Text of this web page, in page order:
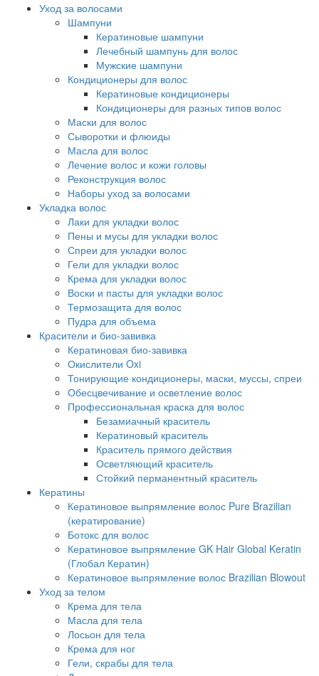
Уход за волосами
Шампуни
Кератиновые шампуни
Лечебный шампунь для волос
Мужские шампуни
Кондиционеры для волос
Кератиновые кондиционеры
Кондиционеры для разных типов волос
Маски для волос
Сыворотки и флюиды
Масла для волос
Лечение волос и кожи головы
Реконструкция волос
Наборы уход за волосами
Укладка волос
Лаки для укладки волос
Пены и мусы для укладки волос
Спреи для укладки волос
Гели для укладки волос
Крема для укладки волос
Воски и пасты для укладки волос
Термозащита для волос
Пудра для объема
Красители и био-завивка
Кератиновая био-завивка
Окислители Oxi
Тонирующие кондиционеры, маски, муссы, спреи
Обесцвечивание и осветление волос
Профессиональная краска для волос
Безамиачный краситель
Кератиновый краситель
Краситель прямого действия
Осветляющий краситель
Стойкий перманентный краситель
Кератины
Кератиновое выпрямление волос Pure Brazilian
(кератирование)
Ботокс для волос
Кератиновое выпрямление GK Hair Global Keratin
(Глобал Кератин)
Кератиновое выпрямление волос Brazilian Blowout
Уход за телом
Крема для тела
Масла для тела
Лосьон для тела
Крема для ног
Гели, скрабы для тела